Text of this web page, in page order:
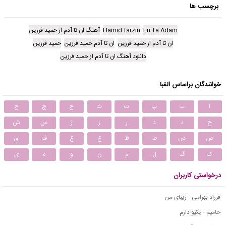
برچسب ها
En Ta Adam
Hamid farzin آهنگ ان تا آدم از حمید فرزین
ان تا آدم از حمید فرزین ان تا آدم حمید فرزین حمید فرزین
دانلود آهنگ ان تا آدم از حمید فرزین
خوانندگان براساس الفبا
ا ب پ ت ث ج چ
ح
خ
د ذ ر ز ژ س
ش
ص
ض ط ظ ع غ ف
ق
ک
گ ل م ن و ه ی
درخواستی کاربران
فرزاد بهرامی - زیبای من
حامیم - یکیو دارم